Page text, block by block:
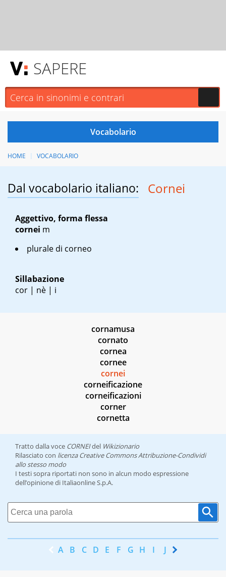
SAPERE
HOME VOCABOLARIO
Dal vocabolario italiano: Cornei
Aggettivo, forma flessa
cornei m
plurale di corneo
Sillabazione
cor | nè | i
cornamusa
cornato
cornea
cornee
cornei
corneificazione
corneificazioni
corner
cornetta
Tratto dalla voce CORNEIdel Wikizionario
Rilasciato con licenza Creative Commons Attribuzione-Condividi
allo stesso modo
I testi sopra riportati non sono in alcun modo espressione
dell’opinione di Italiaonline S.p.A.
A B C D E F G H I J K